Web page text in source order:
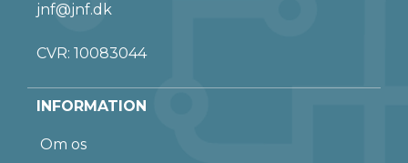
jnf@jnf.dk
CVR: 10083044
INFORMATION
Om os